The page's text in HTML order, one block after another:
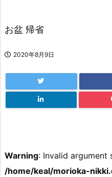
お盆 帰省
2020年8月9日
Warning: Invalid
/home/keal/morioka-